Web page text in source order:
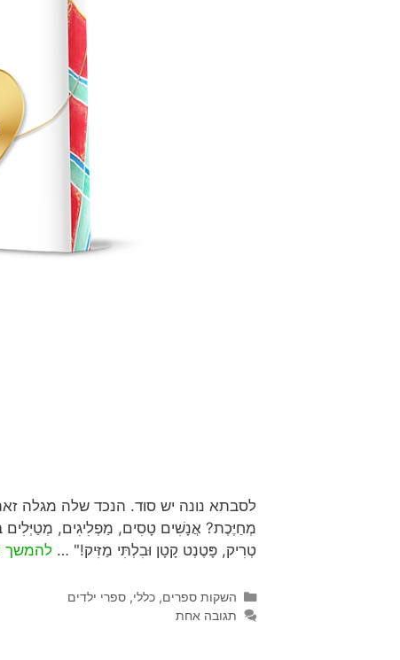
לסבתא נונה יש סוד. הנכד שלה מגלה
מְחַיֶּכֶת? אֲנָשִׁים טָסִים, מַפְלִיגִים,
טְרִיק, פָּטֶנְט קָטָן וּבִלְתִּי מַזִּיק!" … להמשך
השקות ספרים, כללי, ספרי ילדים
תגובה אחת